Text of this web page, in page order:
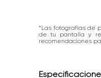
*Las fotografías de
de tu pantalla y
recomendaciones